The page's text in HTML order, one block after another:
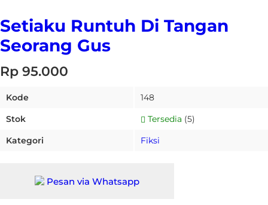
Setiaku Runtuh Di Tangan
Seorang Gus
Rp 95.000
Kode
148
Stok
Tersedia (5)
Kategori
Fiksi
Pesan via Whatsapp